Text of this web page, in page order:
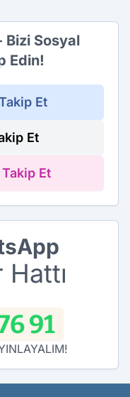
Bizi Sosyal
Edin!
Et
Et
Et
91